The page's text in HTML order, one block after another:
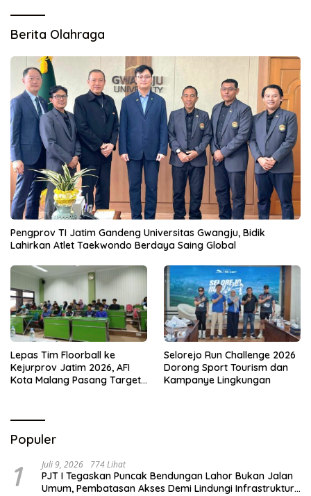
Berita Olahraga
Pengprov TI Jatim Gandeng Universitas Gwangju, Bidik
Lahirkan Atlet Taekwondo Berdaya Saing Global
Lepas Tim Floorball ke
Kejurprov Jatim 2026, AFI
Kota Malang Pasang Target
Selorejo Run Challenge 2026
Dorong Sport Tourism dan
Kampanye Lingkungan
Populer
1 Juli 9, 2026 774 Lihat
PJT I Tegaskan Puncak Bendungan Lahor Bukan Jalan
Umum, Pembatasan Akses Demi Lindungi Infrastruktur